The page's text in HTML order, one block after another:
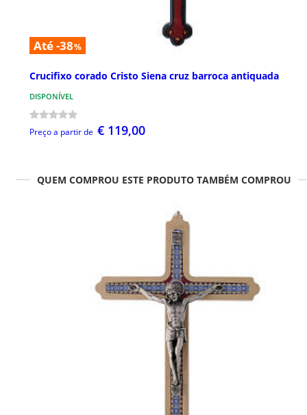
Até -38%
Crucifixo corado Cristo Siena cruz barroca antiquada
DISPONÍVEL
Preço a partir de € 119,00
QUEM COMPROU ESTE PRODUTO TAMBÉM COMPROU